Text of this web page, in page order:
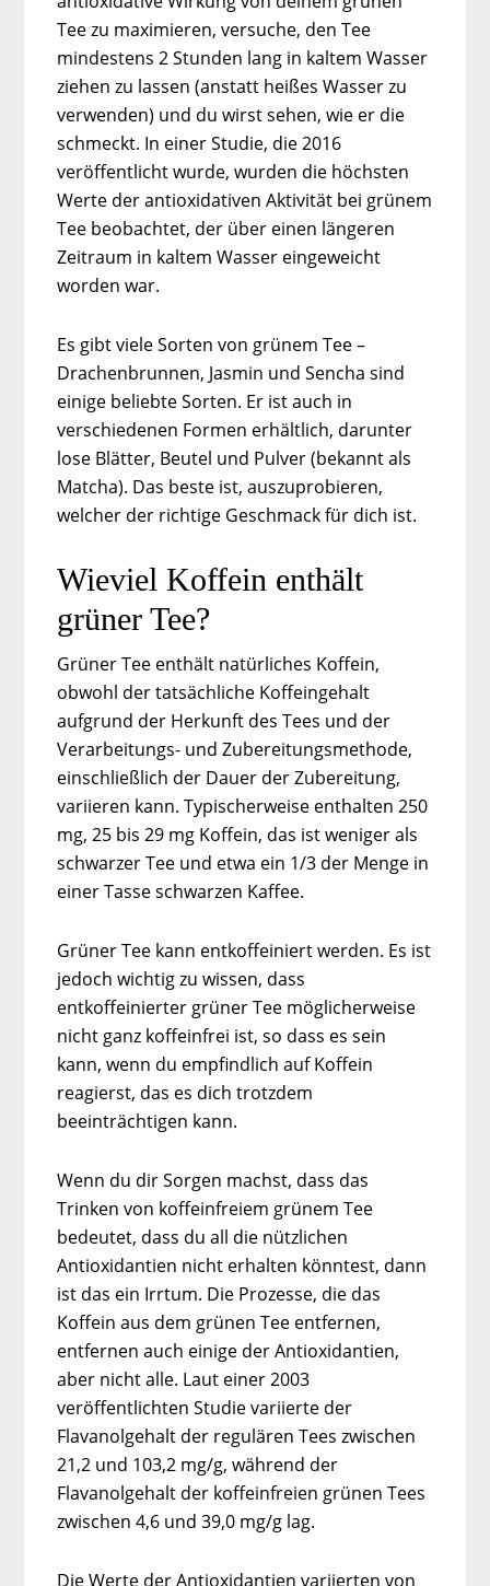
Tee zu maximieren, versuche, den Tee
mindestens 2 Stunden lang in kaltem Wasser
ziehen zu lassen (anstatt heißes Wasser zu
verwenden) und du wirst sehen, wie er die
schmeckt. In einer Studie, die 2016
veröffentlicht wurde, wurden die höchsten
Werte der antioxidativen Aktivität bei grünem
Tee beobachtet, der über einen längeren
Zeitraum in kaltem Wasser eingeweicht
worden war.
Es gibt viele Sorten von grünem Tee –
Drachenbrunnen, Jasmin und Sencha sind
einige beliebte Sorten. Er ist auch in
verschiedenen Formen erhältlich, darunter
lose Blätter, Beutel und Pulver (bekannt als
Matcha). Das beste ist, auszuprobieren,
welcher der richtige Geschmack für dich ist.
Wieviel Koffein enthält
grüner Tee?
Grüner Tee enthält natürliches Koffein,
obwohl der tatsächliche Koffeingehalt
aufgrund der Herkunft des Tees und der
Verarbeitungs- und Zubereitungsmethode,
einschließlich der Dauer der Zubereitung,
variieren kann. Typischerweise enthalten 250
mg, 25 bis 29 mg Koffein, das ist weniger als
schwarzer Tee und etwa ein 1/3 der Menge in
einer Tasse schwarzen Kaffee.
Grüner Tee kann entkoffeiniert werden. Es ist
jedoch wichtig zu wissen, dass
entkoffeinierter grüner Tee möglicherweise
nicht ganz koffeinfrei ist, so dass es sein
kann, wenn du empfindlich auf Koffein
reagierst, das es dich trotzdem
beeinträchtigen kann.
Wenn du dir Sorgen machst, dass das
Trinken von koffeinfreiem grünem Tee
bedeutet, dass du all die nützlichen
Antioxidantien nicht erhalten könntest, dann
ist das ein Irrtum. Die Prozesse, die das
Koffein aus dem grünen Tee entfernen,
entfernen auch einige der Antioxidantien,
aber nicht alle. Laut einer 2003
veröffentlichten Studie variierte der
Flavanolgehalt der regulären Tees zwischen
21,2 und 103,2 mg/g, während der
Flavanolgehalt der koffeinfreien grünen Tees
zwischen 4,6 und 39,0 mg/g lag.
Die Werte der Antioxidantien variierten von